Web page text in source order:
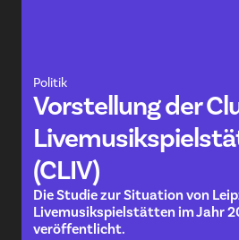
Politik
Vorstellung der
(CLIV)
Die Studie zur Situation von
Livemusikspielstätten im Jahr
veröffentlicht.